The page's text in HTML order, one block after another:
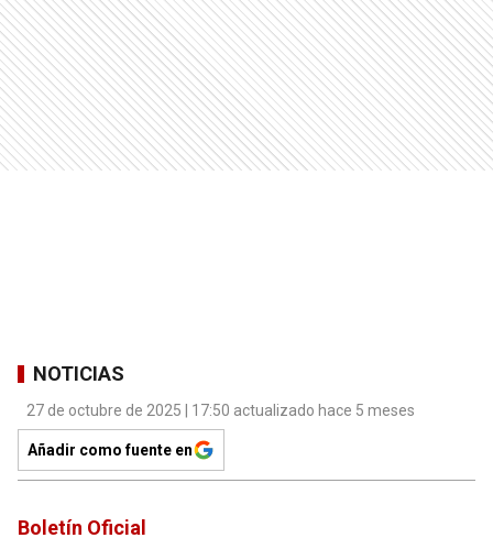
NOTICIAS
27 de octubre de 2025 | 17:50 actualizado hace 5 meses
Añadir como fuente en
Boletín Oficial